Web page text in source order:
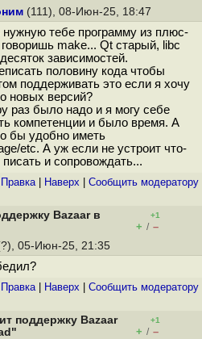
(111), 08-Июн-25, 18:47
тебе программу из плюс-
make... Qt старый, libc
зависимостей.
половину кода чтобы
поддерживать это если я хочу
новых версий?
раз было надо и я могу себе
компетенции и было время. А
бы удобно иметь
etc. А уж если не устроит что-
писать и сопровождать...
Правка| Наверх Cообщить модератору
Bazaar в
+1
+ / –
05-Июн-25, 21:35
Правка| Наверх Cообщить модератору
поддержку Bazaar
+1
+ / –